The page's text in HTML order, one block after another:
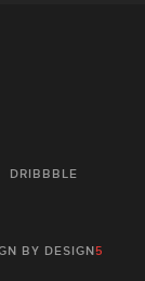
BY DESIGN 5
DRIBBBLE